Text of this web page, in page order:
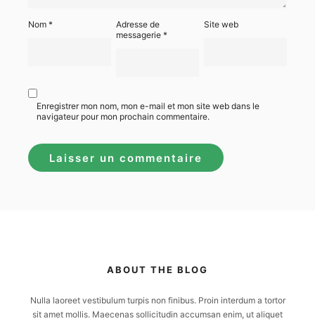
Nom *
Adresse de
messagerie*
Site web
Enregistrer mon nom, mon e-mail et mon site web dans le
navigateur pour mon prochain commentaire.
ABOUT THE BLOG
Nulla laoreet vestibulum turpis non finibus. Proin interdum a tortor
sit amet mollis. Maecenas sollicitudin accumsan enim, ut aliquet